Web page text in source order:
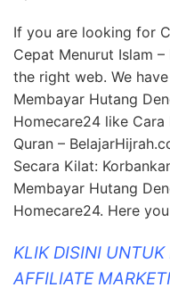
If you are looking for
Cepat Menurut Islam
the right web. We
Membayar Hutang
Homecare24 like
Quran –
Secara Kilat:
Membayar Hutang
Homecare24. Here
KLIK DISINI
AFFILIATE